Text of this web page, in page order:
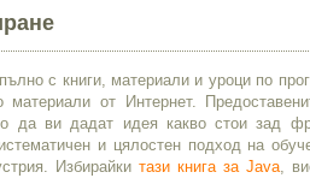
с книги, материали и уроци по
от Интернет.
да ви дадат идея какво стои зад
и цялостен подход на
Избирайки тази книга за Java,